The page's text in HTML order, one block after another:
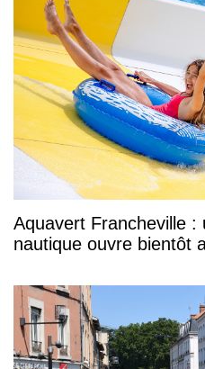
Aquavert Francheville :
nautique ouvre bientôt